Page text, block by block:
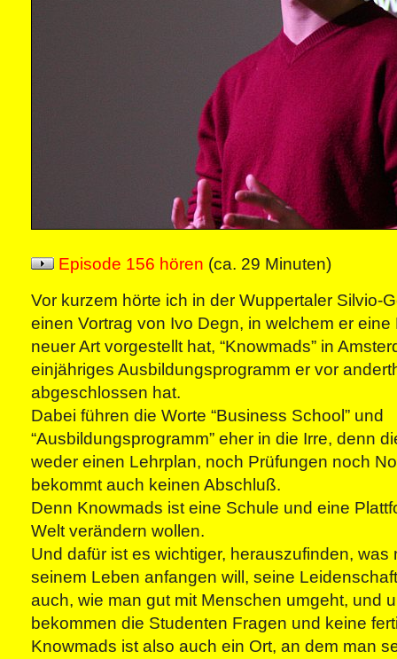
Episode 156 hören (ca. 29 Minuten)
Vor kurzem hörte ich in der Wuppertaler Silvio-
einen Vortrag von Ivo Degn, in welchem er
neuer Art vorgestellt hat, “Knowmads” in
einjähriges Ausbildungsprogramm er vor
abgeschlossen hat.
Dabei führen die Worte “Business School” und
“Ausbildungsprogramm” eher in die Irre, denn
weder einen Lehrplan, noch Prüfungen noch
bekommt auch keinen Abschluß.
Denn Knowmads ist eine Schule und eine
Welt verändern wollen.
Und dafür ist es wichtiger, herauszufinden, was
seinem Leben anfangen will, seine
auch, wie man gut mit Menschen umgeht, und
bekommen die Studenten Fragen und keine
Knowmads ist also auch ein Ort, an dem man